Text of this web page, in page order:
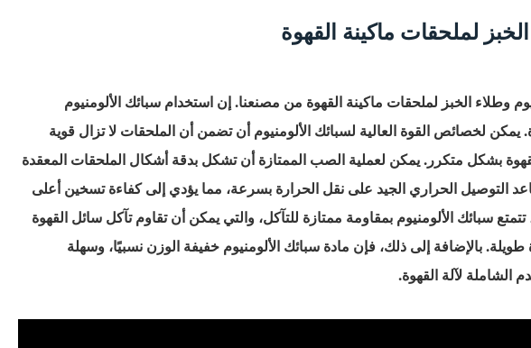
لملحقات ماكينة القهوة
الخبز لملحقات ماكينة القهوة من مصنعنا. إن استخدام سبائك الألومنيوم
يمكن لخصائص القوة العالية لسبائك الألومنيوم أن تضمن أن الملحقات لا تزال قوية
بشكل متكرر. يمكن لعملية الصب الممتازة أن تشكل بدقة أشكال الملحقات المعقدة
التوصيل الحراري الجيد على نقل الحرارة بسرعة، مما يؤدي إلى كفاءة تسخين أعلى
سبائك الألومنيوم بمقاومة ممتازة للتآكل، والتي يمكن أن تقاوم تآكل سائل القهوة
بالإضافة إلى ذلك، فإن مادة سبائك الألومنيوم خفيفة الوزن نسبيًا، وسهلة
الشاملة لآلة القهوة.